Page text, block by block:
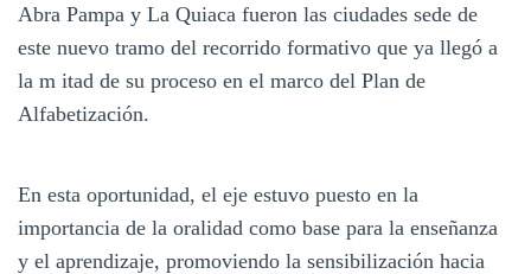
Abra Pampa y La Quiaca fueron las ciudades sede de
este nuevo tramo del recorrido formativo que ya llegó a
la m itad de su proceso en el marco del Plan de
Alfabetización.
En esta oportunidad, el eje estuvo puesto en la
importancia de la oralidad como base para la enseñanza
y el aprendizaje, promoviendo la sensibilización hacia